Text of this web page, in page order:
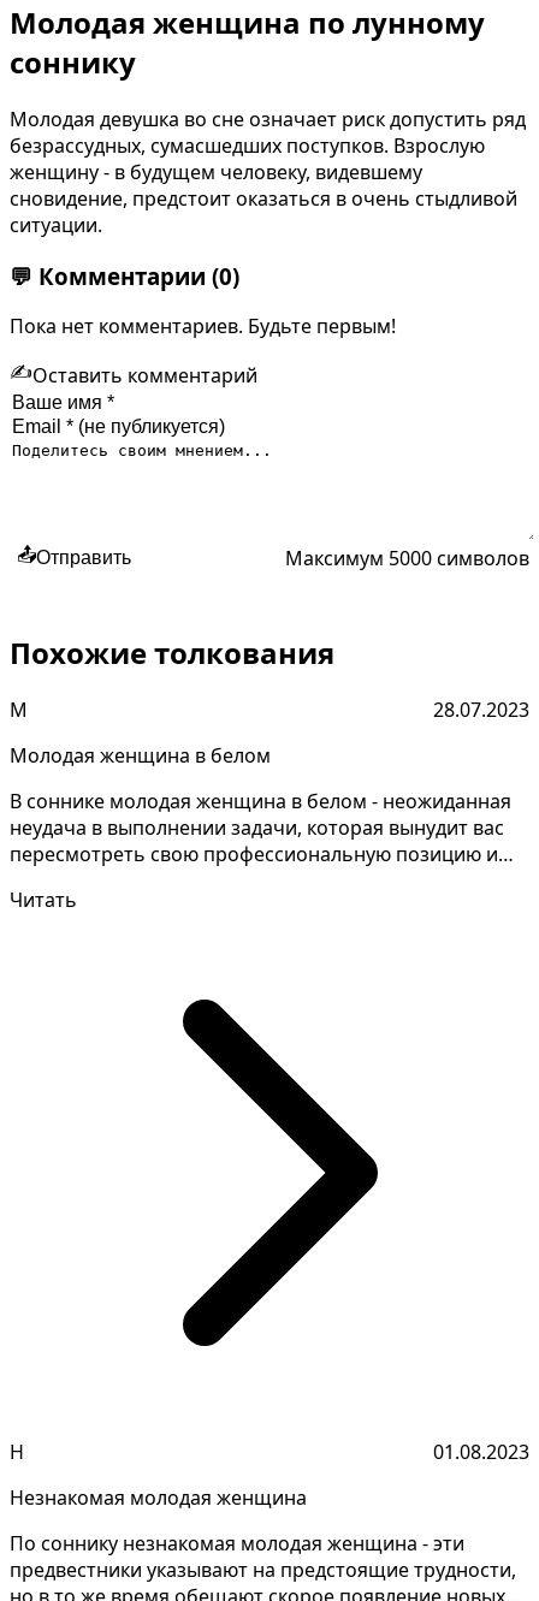
Молодая женщина по лунному
соннику
Молодая девушка во сне означает риск допустить ряд
безрассудных, сумасшедших поступков. Взрослую
женщину - в будущем человеку, видевшему
сновидение, предстоит оказаться в очень стыдливой
ситуации.
💬 Комментарии (0)
Пока нет комментариев. Будьте первым!
✍️Оставить комментарий
📤Отправить Максимум 5000 символов
Похожие толкования
М
28.07.2023
Молодая женщина в белом
В соннике молодая женщина в белом - неожиданная
неудача в выполнении задачи, которая вынудит вас
пересмотреть свою профессиональную позицию и
Читать
Н
01.08.2023
Незнакомая молодая женщина
По соннику незнакомая молодая женщина - эти
предвестники указывают на предстоящие трудности,